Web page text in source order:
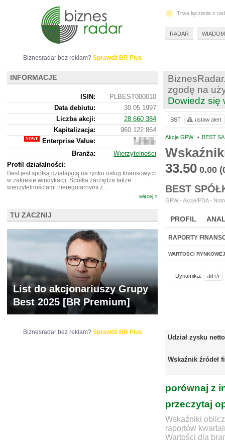
zgodę na
Dowiedz się
Akcje GPW • BEST
33.50 0.00
BEST
GPW - Akcje/PDA -
PROFIL
BR LAB
RAPORTY
WARTOŚCI RYNKOWEJ
Dynamika: r/r
Udział zysku
Wskaźnik źródeł
porównaj z
przeczytaj
Wskaźniki
raportów
Wartości dla
BST: ustaw alert
Biznesradar bez reklam? Sprawdź BR Plus
INFORMACJE
ISIN:
PLBEST000010
Data debiutu:
30.05.1997
Liczba akcji:
28 660 384
Kapitalizacja:
960 122 864
Enterprise Value:
2
392
747
Branża:
Wierzytelności
Profil działalności:
Best jest spółką działającą na rynku usług finansowych
w zakresie windykacji. Spółka zarządza także
wierzytelnościami nieregularnymi z...
więcej »
TU ZACZNIJ
List do akcjonariuszy Grupy
Best 2025 [BR Premium]
Biznesradar bez reklam? Sprawdź BR Plus
Trwa łączenie z
RADAR